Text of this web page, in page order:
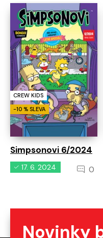
CREW KIDS
-10 % SLEVA
Simpsonovi 6/2024
17. 6. 2024 0
Novinky